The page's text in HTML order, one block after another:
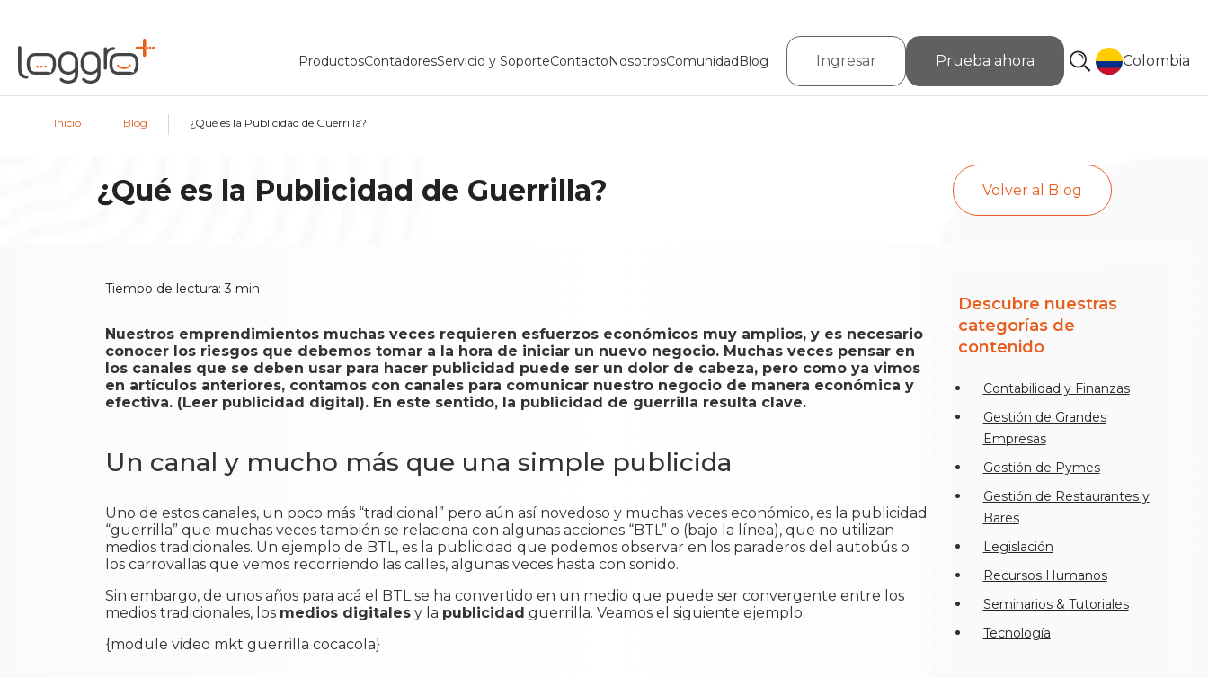
ProductosContadoresServicio y SoporteContactoNosotrosComunidadBlog Ingresar Prueba ahora Colombia
Inicio | Blog | ¿Qué es la Publicidad de Guerrilla?
¿Qué es la Publicidad de Guerrilla? Volver al Blog
Tiempo de lectura:3 min
Nuestros emprendimientos muchas veces requieren esfuerzos económicos muy amplios, y es necesario
conocer los riesgos que debemos tomar a la hora de iniciar un nuevo negocio. Muchas veces pensar en
los canales que se deben usar para hacer publicidad puede ser un dolor de cabeza, pero como ya vimos
en artículos anteriores, contamos con canales para comunicar nuestro negocio de manera económica y
efectiva. (Leer publicidad digital). En este sentido, la publicidad de guerrilla resulta clave.
Un canal y mucho más que una simple publicida
Uno de estos canales, un poco más “tradicional” pero aún así novedoso y muchas veces económico, es la publicidad
“guerrilla” que muchas veces también se relaciona con algunas acciones “BTL” o (bajo la línea), que no utilizan
medios tradicionales. Un ejemplo de BTL, es la publicidad que podemos observar en los paraderos del autobús o
los carrovallas que vemos recorriendo las calles, algunas veces hasta con sonido.
Sin embargo, de unos años para acá el BTL se ha convertido en un medio que puede ser convergente entre los
medios tradicionales, los medios digitales y la publicidad guerrilla. Veamos el siguiente ejemplo:
{module video mkt guerrilla cocacola}
Descubre nuestras
categorías de
contenido
Contabilidad y Finanzas
Gestión de Grandes
Empresas
Gestión de Pymes
Gestión de Restaurantes y
Bares
Legislación
Recursos Humanos
Seminarios & Tutoriales
Tecnología